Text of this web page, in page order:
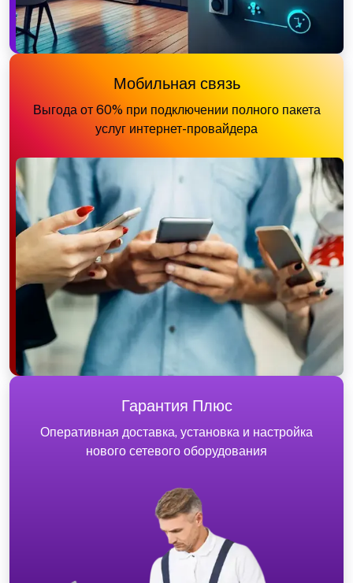
Мобильная связь
Выгода от 60% при подключении полного пакета
услуг интернет-провайдера
Гарантия Плюс
Оперативная доставка, установка и настройка
нового сетевого оборудования